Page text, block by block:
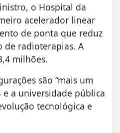
o Hospital da
acelerador linear
de ponta que reduz
de radioterapias. A
milhões.
são “mais um
e a universidade pública
tecnológica e